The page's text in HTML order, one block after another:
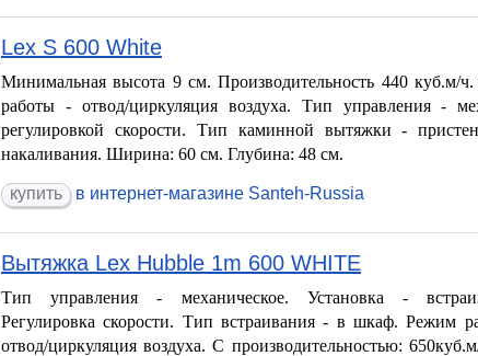
Lex S 600 White
Минимальная высота 9 см. Производительность 440 куб.м/
работы - отвод/циркуляция воздуха. Тип управления -
регулировкой скорости. Тип каминной вытяжки -
накаливания. Ширина: 60 см. Глубина: 48 см.
в интернет-магазине Santeh-Russia
Вытяжка Lex Hubble 1m 600 WHITE
Тип управления - механическое. Установка -
Регулировка скорости. Тип встраивания - в шкаф. Режим
отвод/циркуляция воздуха. С производительностью: